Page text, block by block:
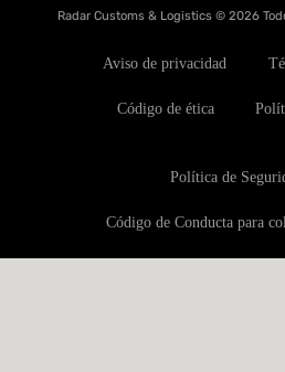
Radar Customs & Logistics © 2026
Aviso de privacidad
Código de ética
Política de
Código de Conducta para